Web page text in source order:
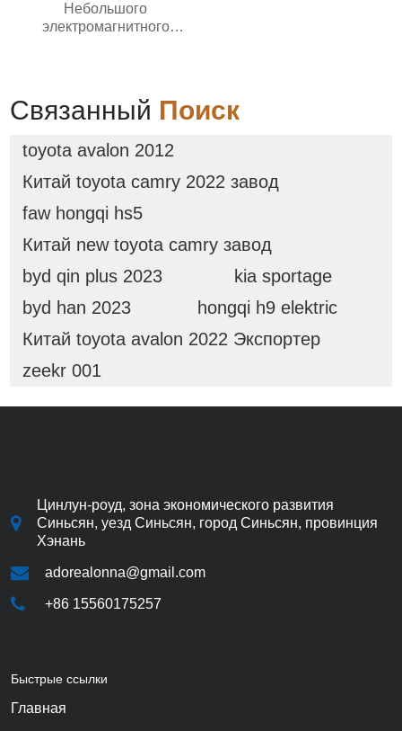
Небольшого
электромагнитного
Связанный Поиск
toyota avalon 2012
Китай toyota camry 2022 завод
faw hongqi hs5
Китай new toyota camry завод
byd qin plus 2023
kia sportage
byd han 2023
hongqi h9 elektric
Китай toyota avalon 2022 Экспортер
zeekr 001
Цинлун-роуд, зона экономического развития
Синьсян, уезд Синьсян, город Синьсян, провинция
Хэнань
adorealonna@gmail.com
+86 15560175257
Быстрые ссылки
Главная